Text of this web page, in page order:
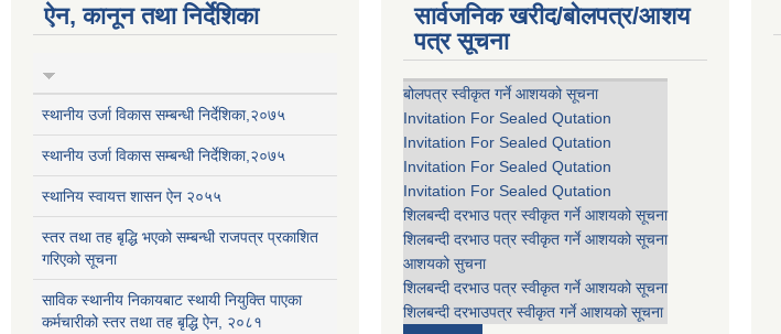
ऐन, कानून तथा निर्देशिका
स्थानीय उर्जा विकास सम्बन्धी निर्देशिका,२०७५
स्थानीय उर्जा विकास सम्बन्धी निर्देशिका,२०७५
स्थानिय स्वायत्त शासन ऐन २०५५
स्तर तथा तह बृद्धि भएको सम्बन्धी राजपत्र प्रकाशित
गरिएको सूचना
साविक स्थानीय निकायबाट स्थायी नियुक्ति पाएका
कर्मचारीको स्तर तथा तह बृद्धि ऐन, २०८१
सार्वजनिक खरीद/बोलपत्र/आशय
पत्र सूचना
बोलपत्र स्वीकृत गर्ने आशयको सूचना
Invitation For Sealed Qutation
Invitation For Sealed Qutation
Invitation For Sealed Qutation
Invitation For Sealed Qutation
शिलबन्दी दरभाउ पत्र स्वीकृत गर्ने आशयको सूचना
शिलबन्दी दरभाउ पत्र स्वीकृत गर्ने आशयको सूचना
आशयको सुचना
शिलबन्दी दरभाउ पत्र स्वीकृत गर्ने आशयको सूचना
शिलबन्दी दरभाउपत्र स्वीकृत गर्ने आशयको सूचना